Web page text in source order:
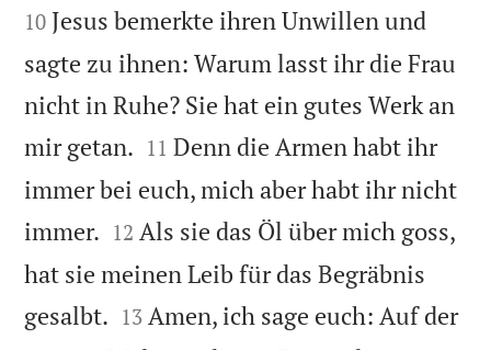
10 Jesus bemerkte ihren Unwillen und
sagte zu ihnen: Warum lasst ihr die Frau
nicht in Ruhe? Sie hat ein gutes Werk an
mir getan. 

11 Denn die Armen habt ihr
immer bei euch, mich aber habt ihr nicht
immer. 

12 Als sie das Öl über mich goss,
hat sie meinen Leib für das Begräbnis
gesalbt. 

13 Amen, ich sage euch: Auf der